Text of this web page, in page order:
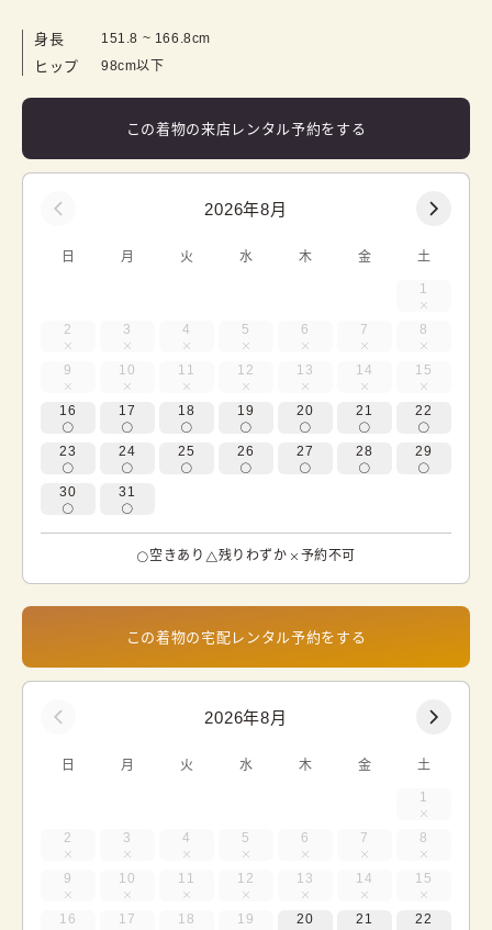
身長 151.8 ~ 166.8cm
ヒップ 98cm以下
この着物の来店レンタル予約をする
2026年8月
日 月 火 水 木 金 土
1
2 3 4 5 6 7 8
9 10 11 12 13 14 15
16 17 18 19 20 21 22
23 24 25 26 27 28 29
30 31
空きあり 残りわずか 予約不可
この着物の宅配レンタル予約をする
2026年8月
日 月 火 水 木 金 土
1
2 3 4 5 6 7 8
9 10 11 12 13 14 15
16 17 18 19 20 21 22